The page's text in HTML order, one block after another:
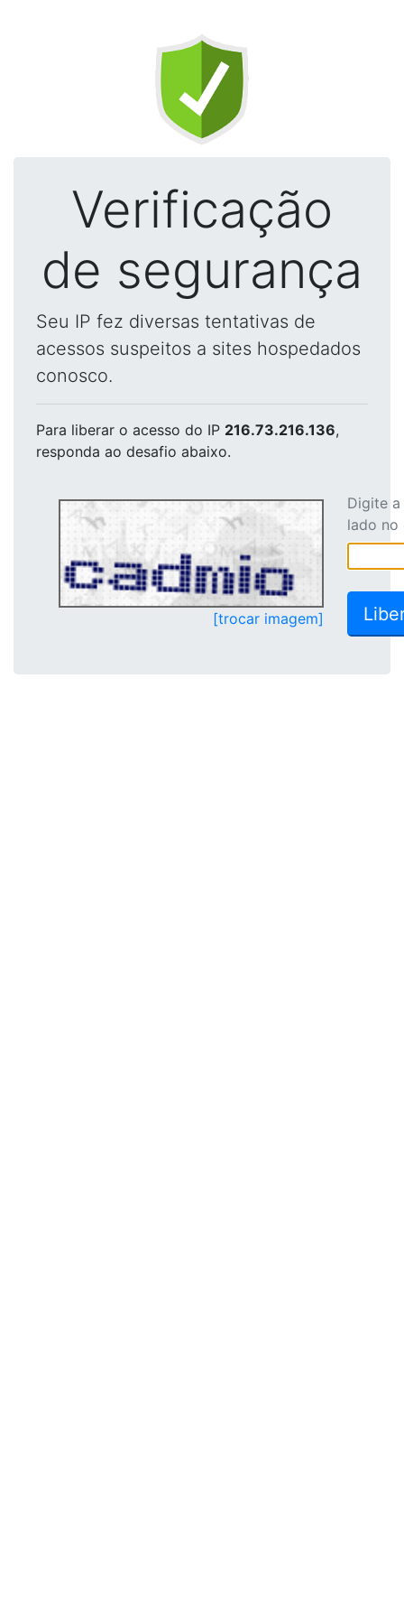
Verificação
de segurança
Seu IP fez diversas tentativas de
acessos suspeitos a sites hospedados
conosco.
Para liberar o acesso do IP 216.73.216.136,
responda ao desafio abaixo.
[trocar imagem]
Digite
lado no